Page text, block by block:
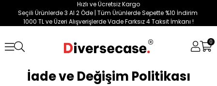
Hızlı ve Ücretsiz Kargo
Seçili Ürünlerde 3 Al 2 Öde | Tüm Ürünlerde Sepette %10 İndirim
1000 TL ve Üzeri Alışverişlerde Vade Farksız 4 Taksit İmkanı !
0
İade ve Değişim Politikası